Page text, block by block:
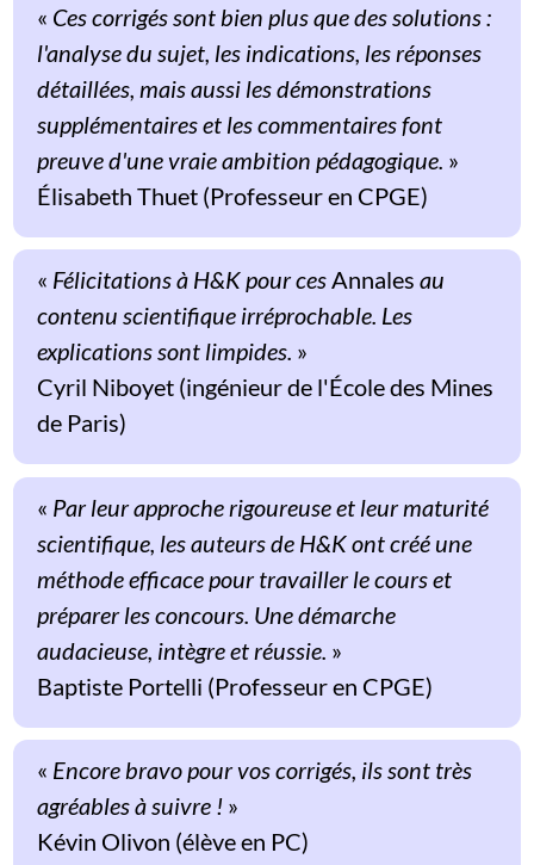
« Ces corrigés sont bien plus que des solutions :
l'analyse du sujet, les indications, les réponses
détaillées, mais aussi les démonstrations
supplémentaires et les commentaires font
preuve d'une vraie ambition pédagogique. »
Élisabeth Thuet (Professeur en CPGE)
« Félicitations à H&K pour cesAnnales au
contenu scientifique irréprochable. Les
explications sont limpides. »
Cyril Niboyet (ingénieur de l'École des Mines
de Paris)
« Par leur approche rigoureuse et leur maturité
scientifique, les auteurs de H&K ont créé une
méthode efficace pour travailler le cours et
préparer les concours. Une démarche
audacieuse, intègre et réussie. »
Baptiste Portelli (Professeur en CPGE)
« Encore bravo pour vos corrigés, ils sont très
agréables à suivre ! »
Kévin Olivon (élève en PC)